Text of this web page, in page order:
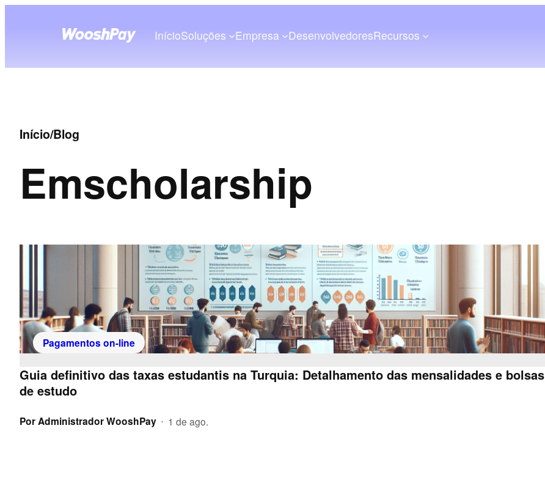
InícioSoluções Empresa DesenvolvedoresRecursos
Início/Blog
Emscholarship
Pagamentos on-line
Guia definitivo das taxas estudantis na Turquia: Detalhamento das mensalidades e bolsas
de estudo
PorAdministrador WooshPay • 1 de ago.